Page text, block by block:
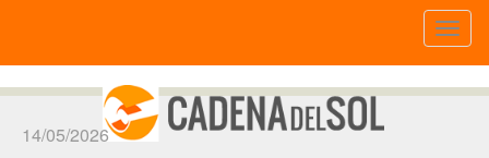
14/05/2026